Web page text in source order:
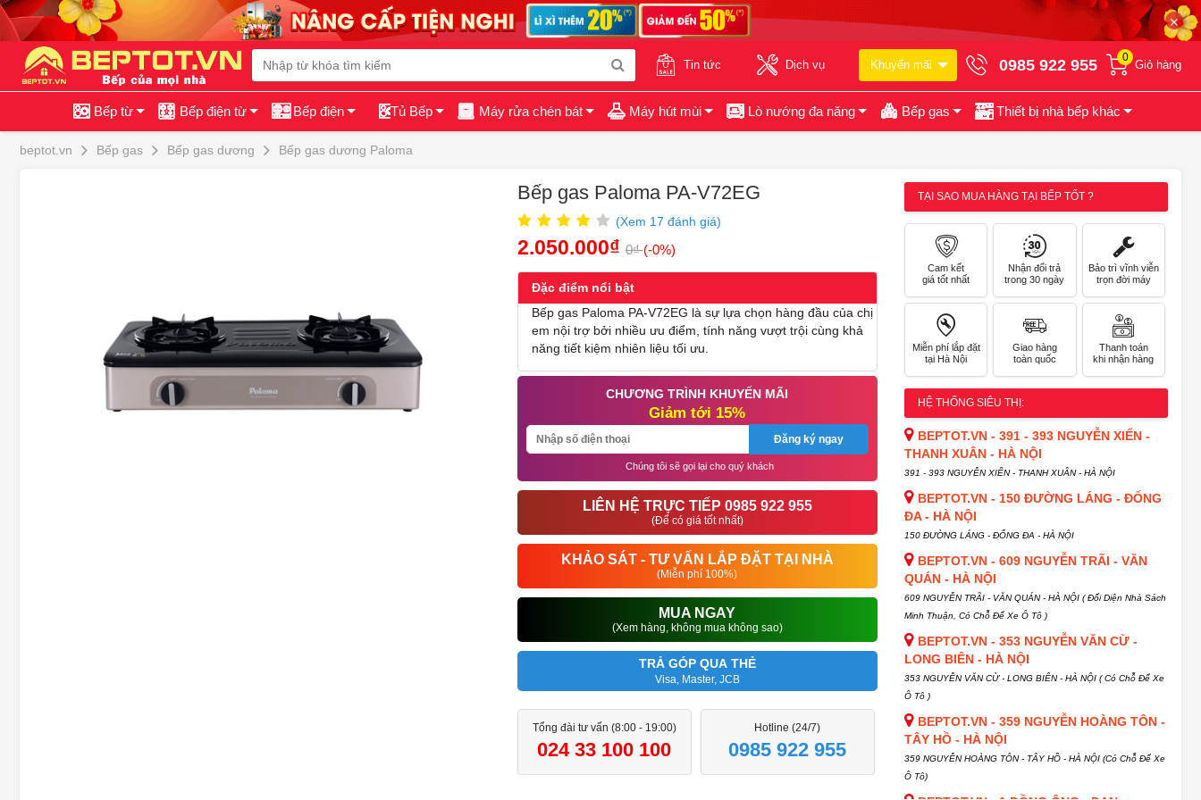
✕
Tin tức Dịch vụ Khuyến mãi 0985 922 955 0
Giỏ hàng
Bếp từ Bếp điện từ Bếp điện Tủ Bếp Máy rửa chén bát Máy hút mùi Lò nướng đa năng Bếp gas Thiết bị nhà bếp khác
beptot.vn Bếp gas Bếp gas dương Bếp gas dương Paloma
Bếp gas Paloma PA-V72EG
(Xem 17 đánh giá)
2.050.000₫ 0₫(-0%)
Đặc điểm nổi bật
Bếp gas Paloma PA-V72EG là sự lựa chọn hàng đầu của chị
em nội trợ bởi nhiều ưu điểm, tính năng vượt trội cùng khả
năng tiết kiệm nhiên liệu tối ưu.
CHƯƠNG TRÌNH KHUYẾN MÃI
Giảm tới 15%
Đăng ký ngay
Chúng tôi sẽ gọi lại cho quý khách
LIÊN HỆ TRỰC TIẾP 0985 922 955
(Để có giá tốt nhất)
KHẢO SÁT - TƯ VẤN LẮP ĐẶT TẠI NHÀ
(Miễn phí 100%)
MUA NGAY
(Xem hàng, không mua không sao)
TRẢ GÓP QUA THẺ
Visa, Master, JCB
Tổng đài tư vấn (8:00 - 19:00)
024 33 100 100
Hotline (24/7)
0985 922 955
TẠI SAO MUA HÀNG TẠI BẾP TỐT ?
Cam kết
giá tốt nhất
Nhận đổi trả
trong 30 ngày
Bảo trì vĩnh viễn
trọn đời máy
Miễn phí lắp đặt
tại Hà Nội
Giao hàng
toàn quốc
Thanh toán
khi nhận hàng
HỆ THỐNG SIÊU THỊ:
BEPTOT.VN - 391 - 393 NGUYỄN XIỂN -
THANH XUÂN - HÀ NỘI
391 - 393 NGUYỄN XIỂN - THANH XUÂN - HÀ NỘI
BEPTOT.VN - 150 ĐƯỜNG LÁNG - ĐỐNG
ĐA - HÀ NỘI
150 ĐƯỜNG LÁNG - ĐỐNG ĐA - HÀ NỘI
BEPTOT.VN - 609 NGUYỄN TRÃI - VĂN
QUÁN - HÀ NỘI
609 NGUYỄN TRÃI - VĂN QUÁN - HÀ NỘI ( Đối Diện Nhà Sách
Minh Thuận, Có Chỗ Để Xe Ô Tô )
BEPTOT.VN - 353 NGUYỄN VĂN CỪ -
LONG BIÊN - HÀ NỘI
353 NGUYỄN VĂN CỪ - LONG BIÊN - HÀ NỘI ( Có Chỗ Để Xe
Ô Tô )
BEPTOT.VN - 359 NGUYỄN HOÀNG TÔN -
TÂY HỒ - HÀ NỘI
359 NGUYỄN HOÀNG TÔN - TÂY HỒ - HÀ NỘI (Có Chỗ Để Xe
Ô Tô)